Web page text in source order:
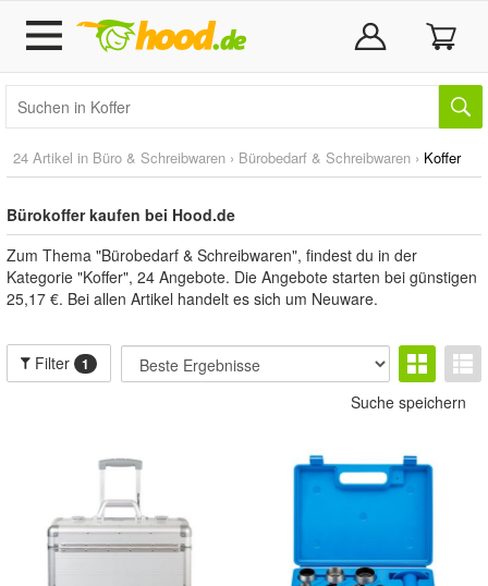
24 Artikel in Büro & Schreibwaren › Bürobedarf & Schreibwaren › Koffer
Bürokoffer kaufen bei Hood.de
Zum Thema "Bürobedarf & Schreibwaren", findest du in der
Kategorie "Koffer", 24 Angebote. Die Angebote starten bei günstigen
25,17 €. Bei allen Artikel handelt es sich um Neuware.
Filter 1
Suche speichern